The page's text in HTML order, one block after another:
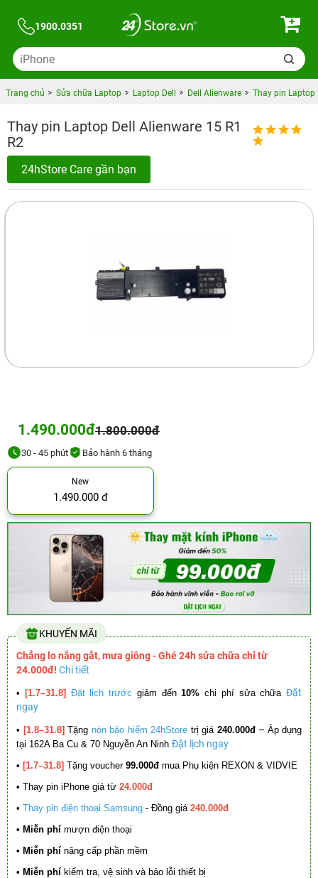
1900.0351
Trang chủ Sửa chữa Laptop Laptop Dell Dell Alienware Thay pin Laptop
Thay pin Laptop Dell Alienware 15 R1
R2
24hStore Care gần bạn
1.490.000đ1.800.000đ
30 - 45 phút Bảo hành 6 tháng
New
1.490.000 đ
KHUYẾN MÃI
Chẳng lo nắng gắt, mưa giông - Ghé 24h sửa chữa chỉ từ
24.000đ! Chi tiết
• [1.7–31.8] Đặt lịch trước giảm đến10% chi phí sửa chữa Đặt
ngay
• [1.8–31.8] Tặng nón bảo hiểm 24hStore trị giá 240.000đ – Áp dụng
tại 162A Ba Cu & 70 Nguyễn An Ninh Đặt lịch ngay
• [1.7–31.8] Tặng voucher 99.000đ mua Phụ kiện REXON & VIDVIE
• Thay pin iPhone giá từ 24.000đ
• Thay pin điện thoại Samsung - Đồng giá 240.000đ
• Miễn phí mượn điện thoại
• Miễn phí nâng cấp phần mềm
• Miễn phí kiểm tra, vệ sinh và báo lỗi thiết bị